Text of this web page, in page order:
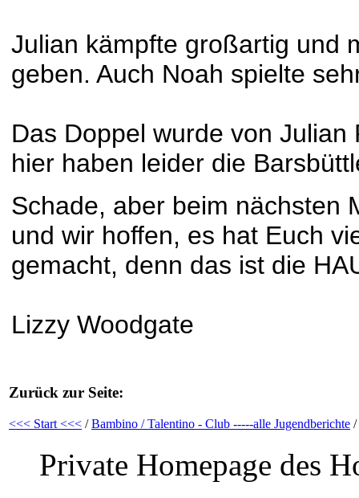
Julian kämpfte großartig und
geben. Auch Noah spielte
Das Doppel wurde von
hier haben leider die
Schade, aber beim nächsten
und wir hoffen, es hat Euch
gemacht, denn das ist die
Lizzy Woodgate
Zurück zur Seite:
<<< Start <<< /Bambino / Talentino - Club -----alle Jugendberichte /
Private Homepage des